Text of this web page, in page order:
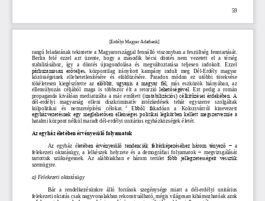
59
Erdélyi Magyar Adatbank]
rangú feladatának tekintette a Magyarországgal fennálló viszonyban a feszültség fenntartását.
Berlin felé ezzel azt üzente, hogy a második bécsi döntés nem vezetett el a térség
stabilitásához,
így a döntés újragondolása és megváltoztatása teljesen indokolt.
Ezzel
párhuzamosan  erőteljes,
központilag irányított kampány indult meg Dél-Erdély magyar
közösségeinek ellehetetlenítésére és elüldözésére. Paradox módon ez utóbbi törekvése
tökéletesen  kiegészítette az előbbit,  ugyanis  a  magyar  fél más  eszközök  hiányában,  az
ellensúlyozás  céljából maga  is  többször  élt a  retorzió lehetőségével. Ezt pedig a  román
propaganda  kiválóan  mediatizálta a  már  említett (instabilizációs) célkitűzései érdekében. A
dél-erdélyi magyarság elleni diszkriminatív intézkedések tehát egyszerre
szolgáltak
külpolitikai
és nemzetépítési célokat. 2 Ebből  fakadóan a Kolozsvárról
kinevezett
egyházvezetésnek egy meglehetősen ellenséges politikai légkörben kellett megszerveznie a
hatalmi központ nélkül maradt dél-erdélyi unitárius egyházközségek életét.
Az egyház életében érvényesülő folyamatok
Az  egyház  életében  érvényesülő  tendenciák  feltérképezéséhez három  tényező − a
felekezeti  oktatásügy, a  lelkészek  helyzete  és  a demográfiai  folyamatok − megvizsgálását
tartottuk szükségesnek. Az alábbiakban e három terület
főbb  jellegzetességeit  vesszük
szemügyre.
a) Felekezeti oktatásügy
Bár a rendelkezésünkre álló források szegénysége miatt a dél-erdélyi unitárius
felekezeti oktatás csak nagyvonalakban rekonstruálható, mégis világosan kihámozhatóak azok